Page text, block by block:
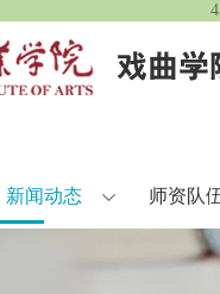
新闻动态 师资队